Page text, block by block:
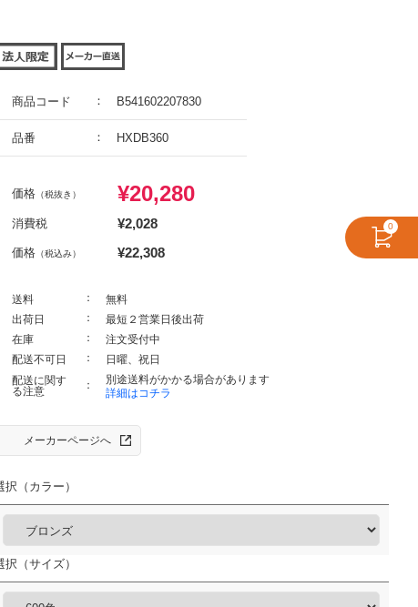
商品コード B541602207830
品番 HXDB360
価格 （税抜き） ¥20,280
消費税 ¥2,028
価格 （税込み） ¥22,308
送料
無料
出荷日
最短２営業日後出荷
在庫
注文受付中
配送不可日
日曜、祝日
配送に関す
る注意
別途送料がかかる場合があります
詳細はコチラ
メーカーページへ
択（カラー）
択（サイズ）
0